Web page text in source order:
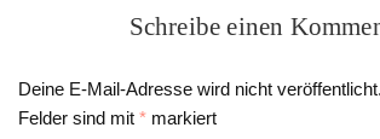
Schreibe einen
Deine E-Mail-Adresse wird nicht veröffentlicht.
Felder sind mit * markiert